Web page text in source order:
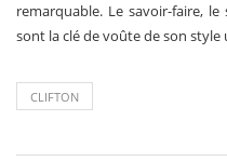
remarquable. Le savoir-faire,
sont la clé de voûte de son style
CLIFTON